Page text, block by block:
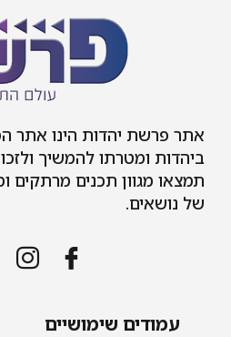
אתר פרשת יהדות הינו אתר
ביהדות ומטרתו להמשיך
תמצאו מגוון תכנים מרתקים
של נושאים.
עמודים שימושיים